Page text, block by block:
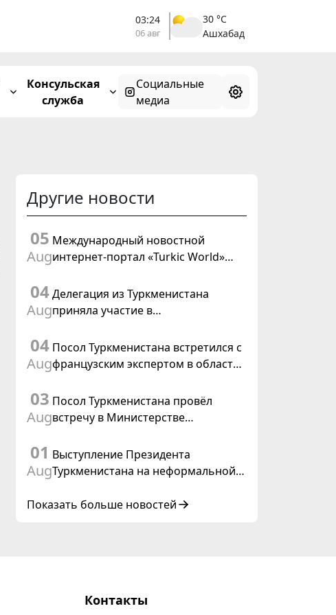
03:24
06 авг
30 °C
Ашхабад
Консульская
служба
Социальные
медиа
Другие новости
05
Aug
Международный новостной
интернет-портал «Turkic World»
подготовки и проведения
заседания Халк Маслахаты
04
Aug
Делегация из Туркменистана
приняла участие в
цифровому коридору CAREC в
Исламабаде
04
Aug
Посол Туркменистана встретился с
французским экспертом в области
03
Aug
Посол Туркменистана провёл
встречу в Министерстве
01
Aug
Выступление Президента
Туркменистана на неформальной
государств Центральной Азии и
Показать больше новостей
Контакты